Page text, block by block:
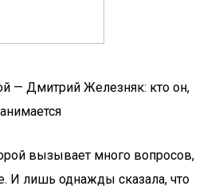
— Дмитрий Железняк: кто он,
вызывает много вопросов,
И лишь однажды сказала, что